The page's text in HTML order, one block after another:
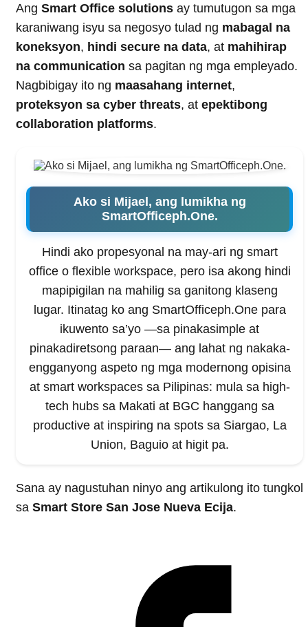
Ang Smart Office solutions ay tumutugon sa mga
karaniwang isyu sa negosyo tulad ng mabagal na
koneksyon, hindi secure na data, at mahihirap
na communication sa pagitan ng mga empleyado.
Nagbibigay ito ng maasahang internet,
proteksyon sa cyber threats, at epektibong
collaboration platforms.
Ako si Mijael, ang lumikha ng
SmartOfficeph.One.
Hindi ako propesyonal na may-ari ng smart
office o flexible workspace, pero isa akong hindi
mapipigilan na mahilig sa ganitong klaseng
lugar. Itinatag ko ang SmartOfficeph.One para
ikuwento sa’yo —sa pinakasimple at
pinakadiretsong paraan— ang lahat ng nakaka-
engganyong aspeto ng mga modernong opisina
at smart workspaces sa Pilipinas: mula sa high-
tech hubs sa Makati at BGC hanggang sa
productive at inspiring na spots sa Siargao, La
Union, Baguio at higit pa.
Sana ay nagustuhan ninyo ang artikulong ito tungkol
sa Smart Store San Jose Nueva Ecija.